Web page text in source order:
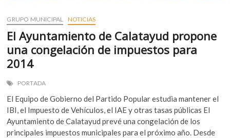
GRUPO MUNICIPAL NOTICIAS
El Ayuntamiento de Calatayud propone
una congelación de impuestos para
2014
PORTADA
El Equipo de Gobierno del Partido Popular estudia mantener el
IBI, el Impuesto de Vehículos, el IAE y otras tasas públicas El
Ayuntamiento de Calatayud prevé una congelación de los
principales impuestos municipales para el próximo año. Desde